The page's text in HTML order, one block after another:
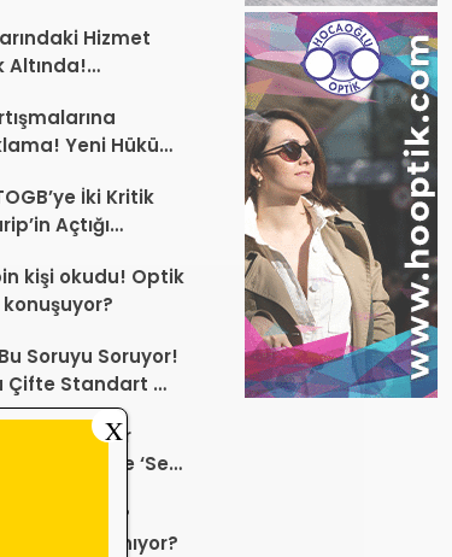
Hizmet
Altında!
Yeni Hüküm
İki Kritik
Açtığı
kişi okudu! Optik
Soruyu Soruyor!
Çifte Standart mı
Dur
ürününde ‘Set
durdu?
neler yaşanıyor?
X